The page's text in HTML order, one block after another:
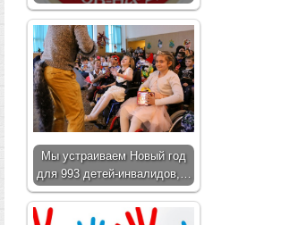
Мы устраиваем Новый год
для 993 детей-инвалидов,…